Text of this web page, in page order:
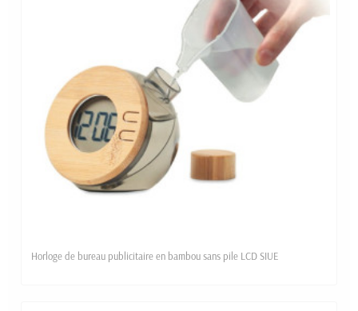
Horloge de bureau publicitaire en bambou sans pile LCD SIUE